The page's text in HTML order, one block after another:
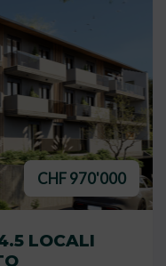
CHF 970'000
LOCALI